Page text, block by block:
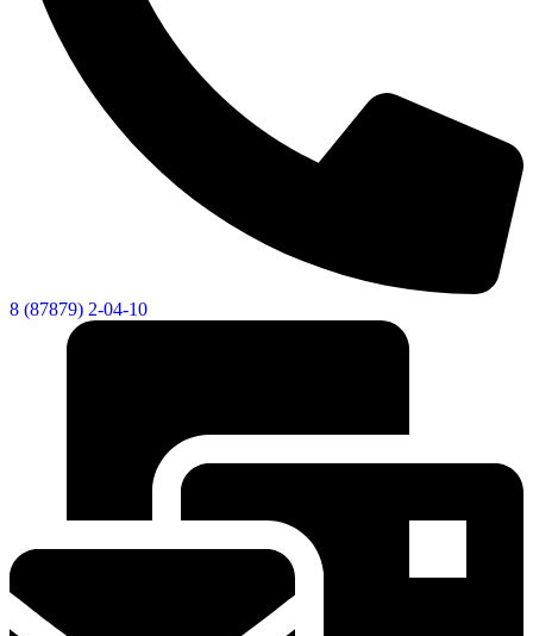
8 (87879) 2-04-10